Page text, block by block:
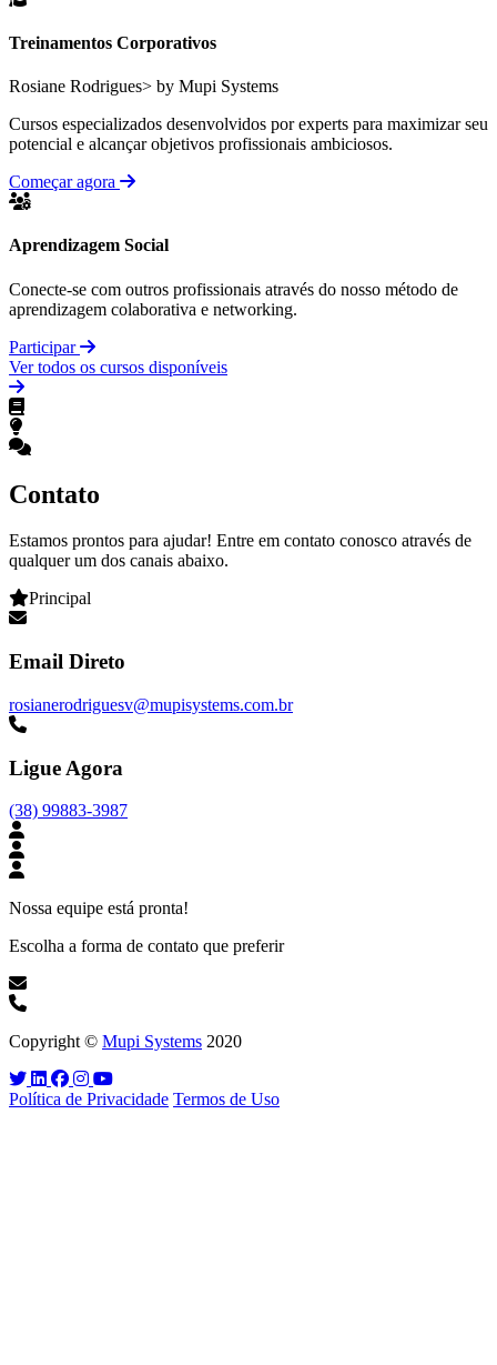
Treinamentos Corporativos
Rosiane Rodrigues> by Mupi Systems
Cursos especializados desenvolvidos por experts para maximizar seu
potencial e alcançar objetivos profissionais ambiciosos.
Começar agora
Aprendizagem Social
Conecte-se com outros profissionais através do nosso método de
aprendizagem colaborativa e networking.
Participar
Ver todos os cursos disponíveis
Contato
Estamos prontos para ajudar! Entre em contato conosco através de
qualquer um dos canais abaixo.
Principal
Email Direto
rosianerodriguesv@mupisystems.com.br
Ligue Agora
(38) 99883-3987
Nossa equipe está pronta!
Escolha a forma de contato que preferir
Copyright © Mupi Systems 2020
Política de Privacidade Termos de Uso